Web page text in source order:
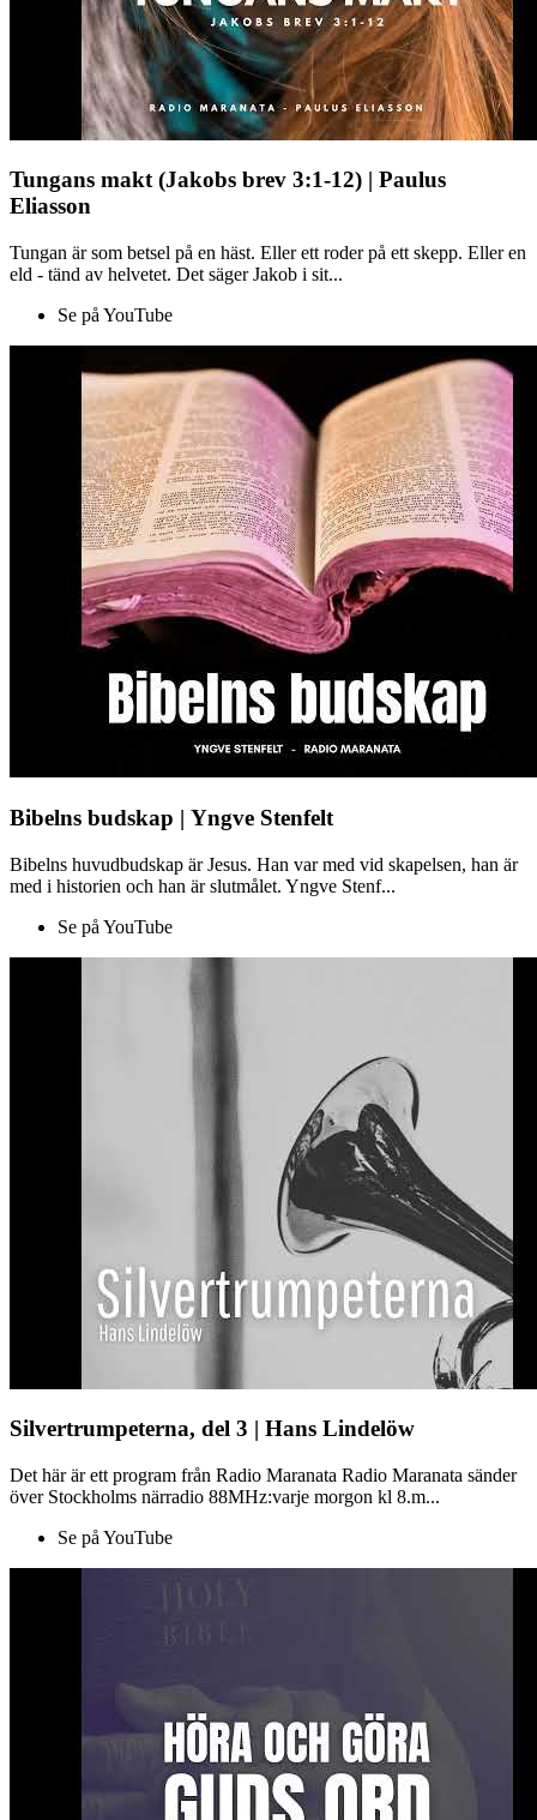
Tungans makt (Jakobs brev 3:1-12) | Paulus
Eliasson
Tungan är som betsel på en häst. Eller ett roder på ett skepp. Eller en
eld - tänd av helvetet. Det säger Jakob i sit...
Se på YouTube
Bibelns budskap | Yngve Stenfelt
Bibelns huvudbudskap är Jesus. Han var med vid skapelsen, han är
med i historien och han är slutmålet. Yngve Stenf...
Se på YouTube
Silvertrumpeterna, del 3 | Hans Lindelöw
Det här är ett program från Radio Maranata Radio Maranata sänder
över Stockholms närradio 88MHz:varje morgon kl 8.m...
Se på YouTube